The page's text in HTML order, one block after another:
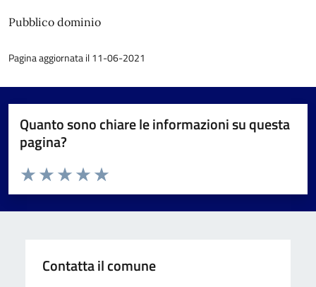
Pubblico dominio
Pagina aggiornata il 11-06-2021
Quanto sono chiare le informazioni su questa
pagina?
Valuta da 1 a 5 stelle la pagina
Valuta 5 stelle su 5
Valuta 4 stelle su 5
Valuta 3 stelle su 5
Valuta 2 stelle su 5
Valuta 1 stelle su 5
Contatta il comune